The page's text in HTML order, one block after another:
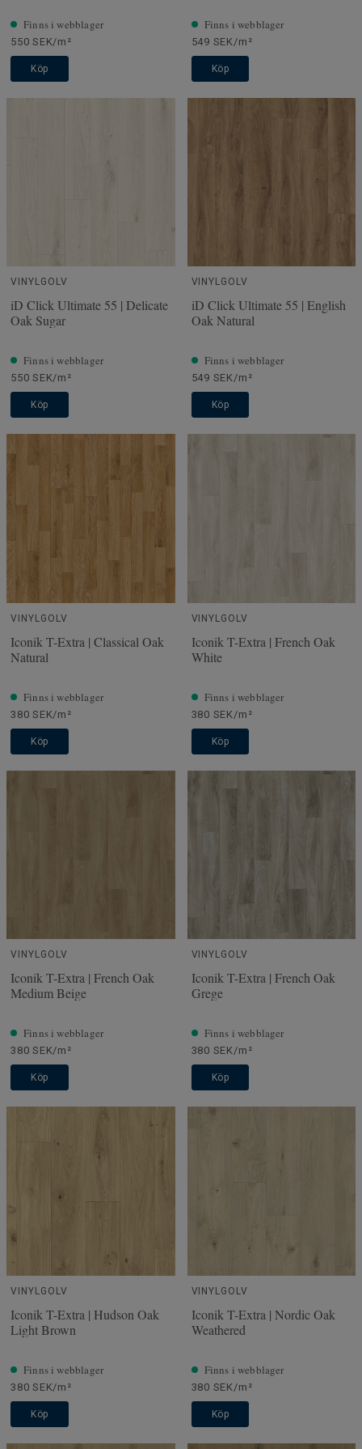
Finns i webblager
550 SEK/m²
Köp
Finns i webblager
549 SEK/m²
Köp
VINYLGOLV
iD Click Ultimate 55 | Delicate
Oak Sugar
Finns i webblager
550 SEK/m²
Köp
VINYLGOLV
iD Click Ultimate 55 | English
Oak Natural
Finns i webblager
549 SEK/m²
Köp
VINYLGOLV
Iconik T-Extra | Classical Oak
Natural
Finns i webblager
380 SEK/m²
Köp
VINYLGOLV
Iconik T-Extra | French Oak
White
Finns i webblager
380 SEK/m²
Köp
VINYLGOLV
Iconik T-Extra | French Oak
Medium Beige
Finns i webblager
380 SEK/m²
Köp
VINYLGOLV
Iconik T-Extra | French Oak
Grege
Finns i webblager
380 SEK/m²
Köp
VINYLGOLV
Iconik T-Extra | Hudson Oak
Light Brown
Finns i webblager
380 SEK/m²
Köp
VINYLGOLV
Iconik T-Extra | Nordic Oak
Weathered
Finns i webblager
380 SEK/m²
Köp